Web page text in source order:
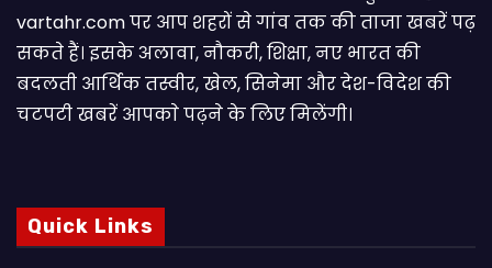
vartahr.com पर आप शहरों से गांव तक की ताजा खबरें पढ़
सकते हैं। इसके अलावा, नौकरी, शिक्षा, नए भारत की
बदलती आर्थिक तस्वीर, खेल, सिनेमा और देश-विदेश की
चटपटी खबरें आपकाे पढ़ने के लिए मिलेंगी।
Quick Links